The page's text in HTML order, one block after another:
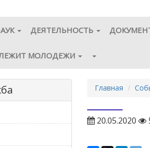
ДЕЯТЕЛЬНОСТЬ
МОЛОДЕЖИ
Главная
20.05.2020